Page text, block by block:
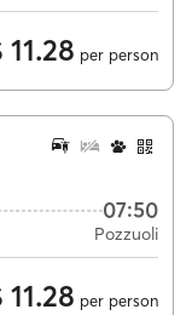
11.28 per person
07:50
Pozzuoli
11.28 per person